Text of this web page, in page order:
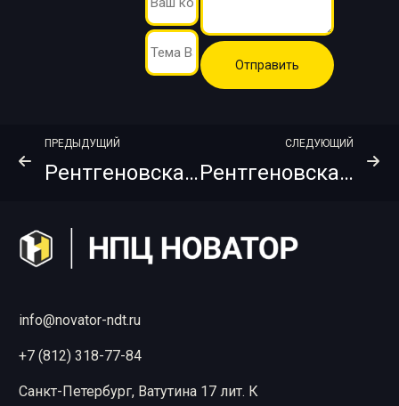
ПРЕДЫДУЩИЙ
Рентгеновская пленка FUJIFILM IX80 Envelopak + PB Roll 100х61
СЛЕДУЮЩИЙ
Рентгеновская пленка FUJIFILM IX100 Envelopak + PB 9х12
info@novator-ndt.ru
+7 (812) 318-77-84
Санкт-Петербург, Ватутина 17 лит. К